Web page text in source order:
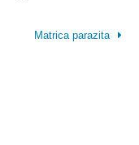
Matrica parazita